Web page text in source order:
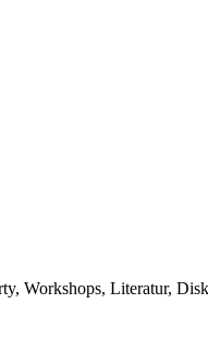
Workshops, Literatur,